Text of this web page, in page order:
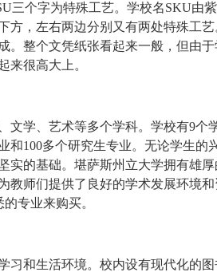
三个字为特殊工艺。学校名SKU由
，左右两边分别又有两处特殊工艺
。整个文凭纸张看起来一般，但由
来很高大上。
文学、艺术等多个学科。学校有9个
和100多个研究生专业。无论学生的
实的基础。堪萨斯州立大学拥有雄
教师们提供了良好的学术发展环境
专业来购买。
和生活环境。校内设有现代化的图